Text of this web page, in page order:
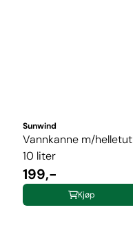
Sunwind
Vannkanne m/helletut
10 liter
199,-
Kjøp